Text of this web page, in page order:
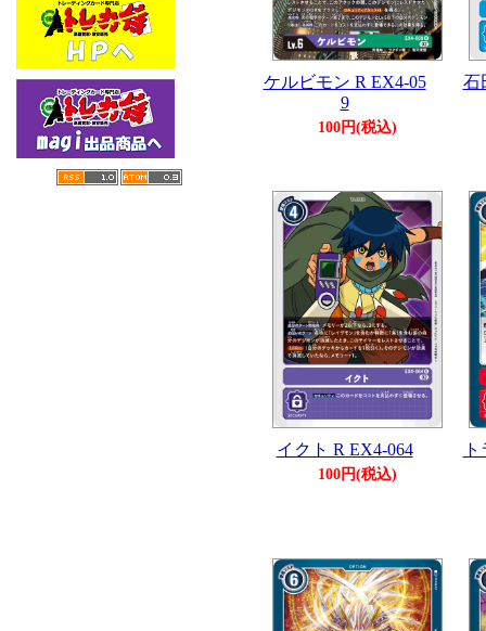
ケルビモン R EX4-05
9
100円(税込)
石
イクト R EX4-064
100円(税込)